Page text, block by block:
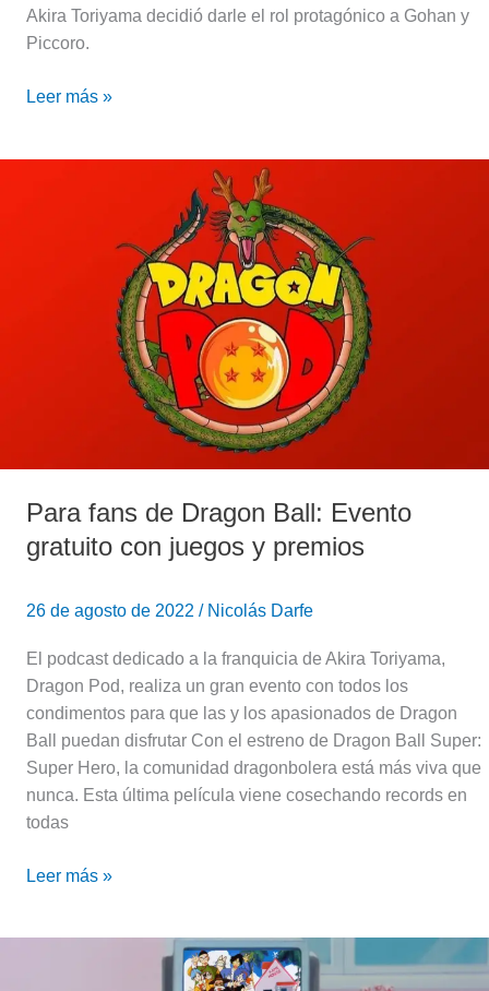
Akira Toriyama decidió darle el rol protagónico a Gohan y
Piccoro.
Leer más »
Para fans de Dragon Ball: Evento
gratuito con juegos y premios
26 de agosto de 2022 / Nicolás Darfe
El podcast dedicado a la franquicia de Akira Toriyama,
Dragon Pod, realiza un gran evento con todos los
condimentos para que las y los apasionados de Dragon
Ball puedan disfrutar Con el estreno de Dragon Ball Super:
Super Hero, la comunidad dragonbolera está más viva que
nunca. Esta última película viene cosechando records en
todas
Leer más »